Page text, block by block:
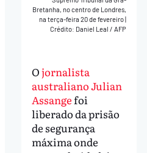
Bretanha, no centro de Londres,
na terça-feira 20 de fevereiro|
Crédito: Daniel Leal / AFP
Ojornalista
australiano Julian
Assangefoi
liberado da prisão
de segurança
máxima onde